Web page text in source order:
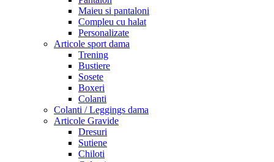
Maieu si pantaloni
Compleu cu halat
Personalizate
Articole sport dama
Trening
Bustiere
Sosete
Boxeri
Colanti
Colanti / Leggings dama
Articole Gravide
Dresuri
Sutiene
Chiloti